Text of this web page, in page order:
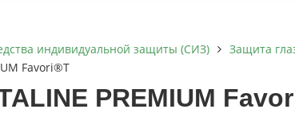
индивидуальной защиты (СИЗ) Защита
Favori®T
PREMIUM